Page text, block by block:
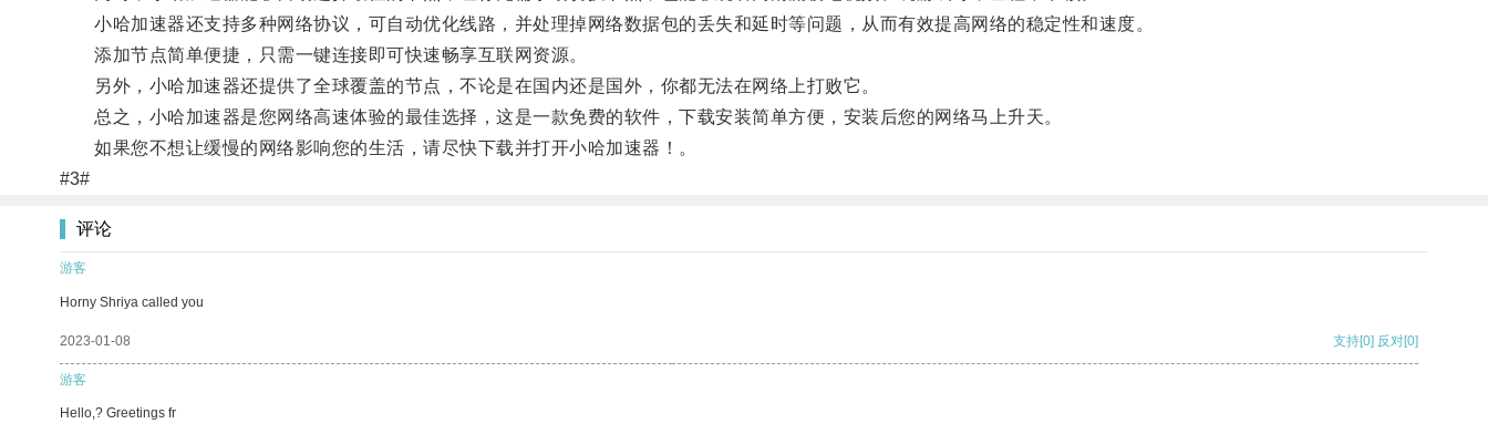
小哈加速器还支持多种网络协议，可自动优化线路，并处理掉网络数据包的丢失和延时等问题，从而有效提高网络的稳定性和速度。
添加节点简单便捷，只需一键连接即可快速畅享互联网资源。
另外，小哈加速器还提供了全球覆盖的节点，不论是在国内还是国外，你都无法在网络上打败它。
总之，小哈加速器是您网络高速体验的最佳选择，这是一款免费的软件，下载安装简单方便，安装后您的网络马上升天。
如果您不想让缓慢的网络影响您的生活，请尽快下载并打开小哈加速器！。
#3#
评论
游客
Horny Shriya called you
2023-01-08 支持[0] 反对[0]
游客
Hello,? Greetings fr